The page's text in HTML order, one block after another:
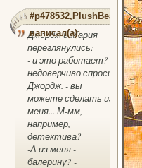
#p478532,PlushBear
написал(а):
Джордж и Мария
переглянулись:
- и это работает? -
недоверчиво спросил
Джордж. - вы
можете сделать из
меня... М-мм,
например,
детектива?
-А из меня -
балерину? -